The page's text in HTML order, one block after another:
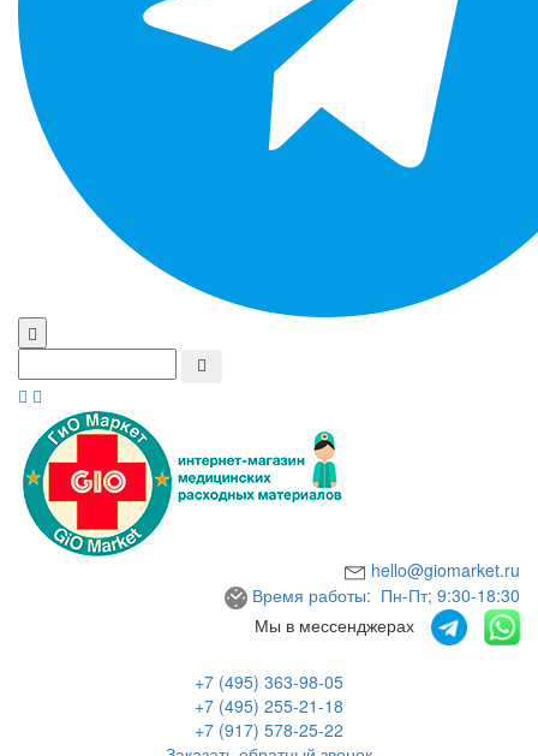
hello@giomarket.ru
Время работы: Пн-Пт; 9:30-18:30
Мы в мессенджерах
+7 (495) 363-98-05
+7 (495) 255-21-18
+7 (917) 578-25-22